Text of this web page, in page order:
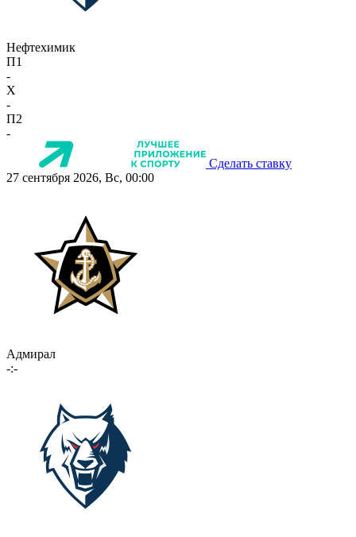
Нефтехимик
П1
-
X
-
П2
-
Сделать ставку
27 сентября 2026, Вс, 00:00
Адмирал
-:-